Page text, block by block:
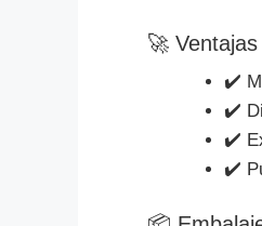
🚀
✔️
✔️
✔️
✔️